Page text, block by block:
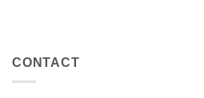
CONTACT